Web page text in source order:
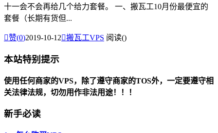
十一会不会再给几个给力套餐。 一、搬瓦工10月份最便宜的
套餐（长期有货但...
赞(0)2019-10-12搬瓦工VPS 阅读()
本站特别提示
使用任何商家的VPS，除了遵守商家的TOS外，一定要遵守相
关法律法规，切勿用作非法用途！！！
新手必读